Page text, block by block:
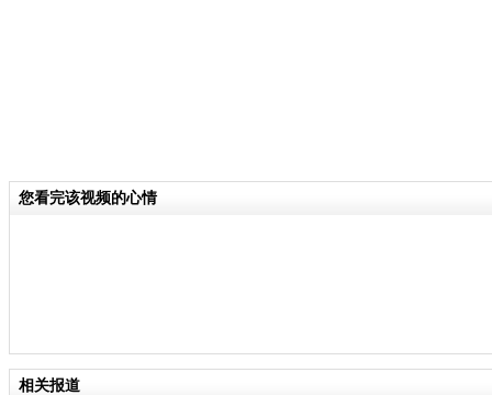
您看完该视频的心情
相关报道